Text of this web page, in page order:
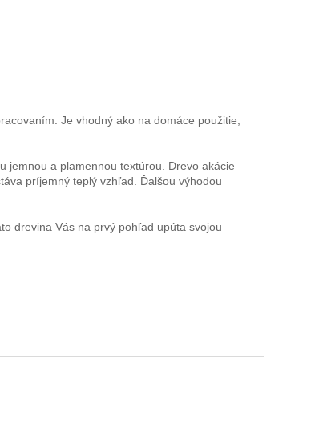
Je vhodný ako na domáce použitie,
jemnou a plamennou textúrou. Drevo akácie
príjemný teplý vzhľad. Ďalšou výhodou
drevina Vás na prvý pohľad upúta svojou